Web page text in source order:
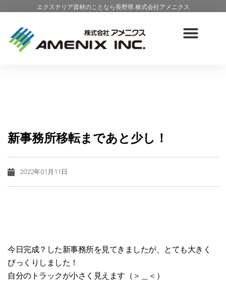
エクステリア資材のことなら長野県 株式会社アメニクス
新事務所移転まであと少し！
2022年01月11日
今日完成？した新事務所を見てきましたが、とても大きく
びっくりしました！
自分のトラックが小さく見えます（＞＿＜）